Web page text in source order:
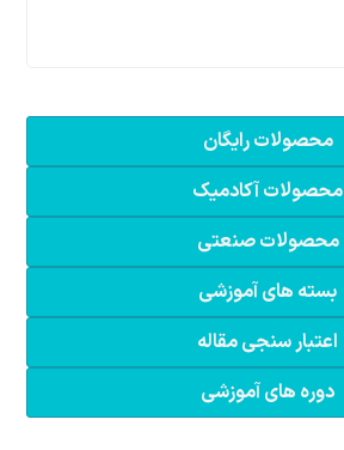
محصولات رایگان
محصولات آکادمیک
محصولات صنعتی
بسته های آموزشی
اعتبار سنجی مقاله
دوره های آموزشی